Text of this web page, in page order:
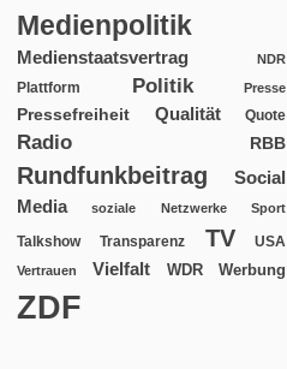
Medienpolitik
Medienstaatsvertrag NDR
Plattform Politik Presse
Pressefreiheit Qualität Quote
Radio RBB
Rundfunkbeitrag
Social
Media
soziale Netzwerke Sport
Talkshow Transparenz TV USA
Vertrauen Vielfalt WDR Werbung
ZDF